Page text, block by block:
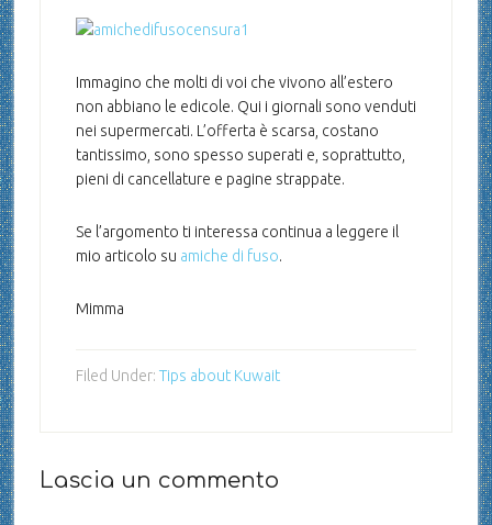
Immagino che molti di voi che vivono all’estero
non abbiano le edicole. Qui i giornali sono venduti
nei supermercati. L’offerta è scarsa, costano
tantissimo, sono spesso superati e, soprattutto,
pieni di cancellature e pagine strappate.
Se l’argomento ti interessa continua a leggere il
mio articolo su amiche di fuso.
Mimma
Filed Under: Tips about Kuwait
Lascia un commento